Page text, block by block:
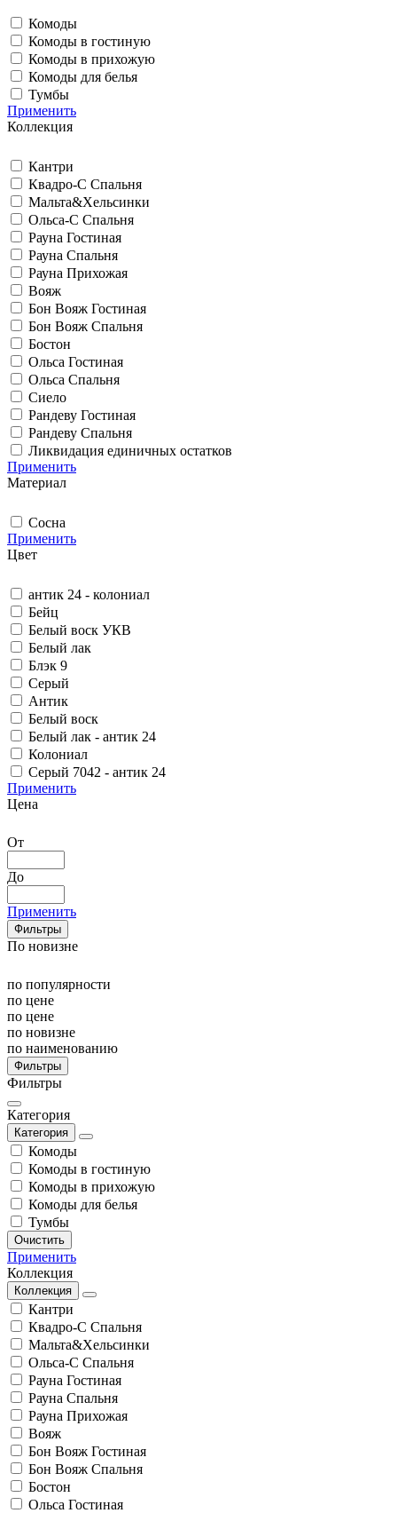
Комоды
Комоды в гостиную
Комоды в прихожую
Комоды для белья
Тумбы
Применить
Коллекция
Кантри
Квадро-С Спальня
Мальта&Хельсинки
Ольса-С Спальня
Рауна Гостиная
Рауна Спальня
Рауна Прихожая
Вояж
Бон Вояж Гостиная
Бон Вояж Спальня
Бостон
Ольса Гостиная
Ольса Спальня
Сиело
Рандеву Гостиная
Рандеву Спальня
Ликвидация единичных остатков
Применить
Материал
Сосна
Применить
Цвет
антик 24 - колониал
Бейц
Белый воск УКВ
Белый лак
Блэк 9
Серый
Антик
Белый воск
Белый лак - антик 24
Колониал
Серый 7042 - антик 24
Применить
Цена
От
До
Применить
Фильтры
По новизне
по популярности
по цене
по цене
по новизне
по наименованию
Фильтры
Фильтры
Категория
Категория
Комоды
Комоды в гостиную
Комоды в прихожую
Комоды для белья
Тумбы
Очистить
Применить
Коллекция
Коллекция
Кантри
Квадро-С Спальня
Мальта&Хельсинки
Ольса-С Спальня
Рауна Гостиная
Рауна Спальня
Рауна Прихожая
Вояж
Бон Вояж Гостиная
Бон Вояж Спальня
Бостон
Ольса Гостиная